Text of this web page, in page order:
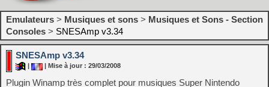
Emulateurs > Musiques et sons > Musiques et Sons - Section
Consoles > SNESAmp v3.34
SNESAmp v3.34
| Mise à jour : 29/03/2008
Plugin Winamp très complet pour musiques Super Nintendo